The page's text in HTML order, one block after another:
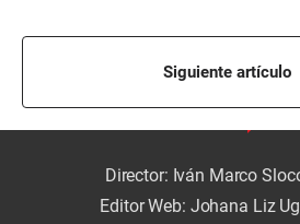
Siguiente artículo
Director: Iván Marco
Editor Web: Johana Liz